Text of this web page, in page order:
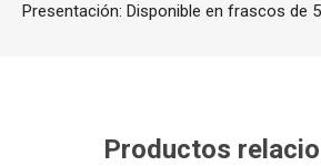
Presentación: Disponible en frascos de
Productos